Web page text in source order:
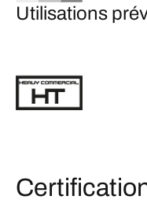
Utilisations